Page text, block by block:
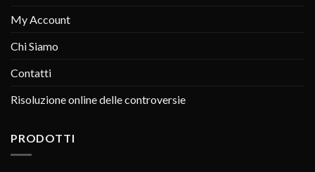
My Account
Chi Siamo
Contatti
Risoluzione online delle controversie
PRODOTTI